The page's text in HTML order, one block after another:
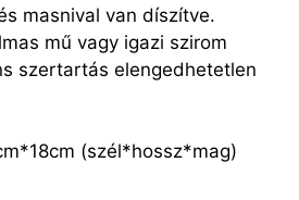
masnival van díszítve.
mű vagy igazi szirom
szertartás elengedhetetlen
(szél*hossz*mag)